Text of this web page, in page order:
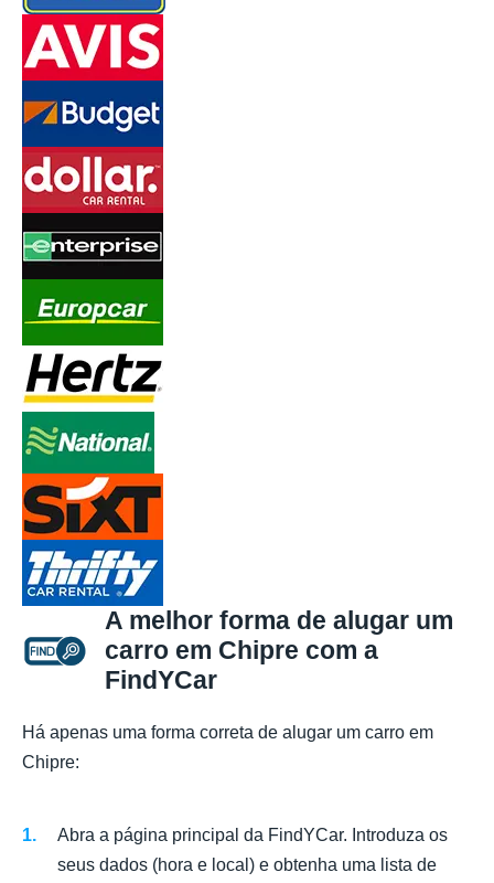
A melhor forma de alugar um
carro em Chipre com a
FindYCar
Há apenas uma forma correta de alugar um carro em
Chipre:
Abra a página principal da FindYCar. Introduza os
seus dados (hora e local) e obtenha uma lista de